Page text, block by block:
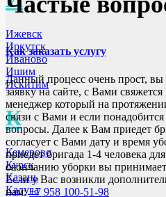
Ижевск
Иркутск
Иваново
Ишим
Искитим
К
Кемерово
Курск
Казань
Калуга
Как заказать услугу
Данный процесс очень прост, вы
заявку на сайте, с Вами
менеджер который на
связи с Вами и если
вопросы. Далее к Вам приедет
согласует с Вами дату и время
приедет бригада 1-4 человека
окончанию уборки вы
Если у Вас возникли
нам:+7 958 100-51-98